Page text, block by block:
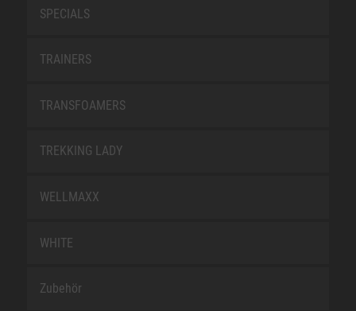
SPECIALS
TRAINERS
TRANSFOAMERS
TREKKING LADY
WELLMAXX
WHITE
Zubehör